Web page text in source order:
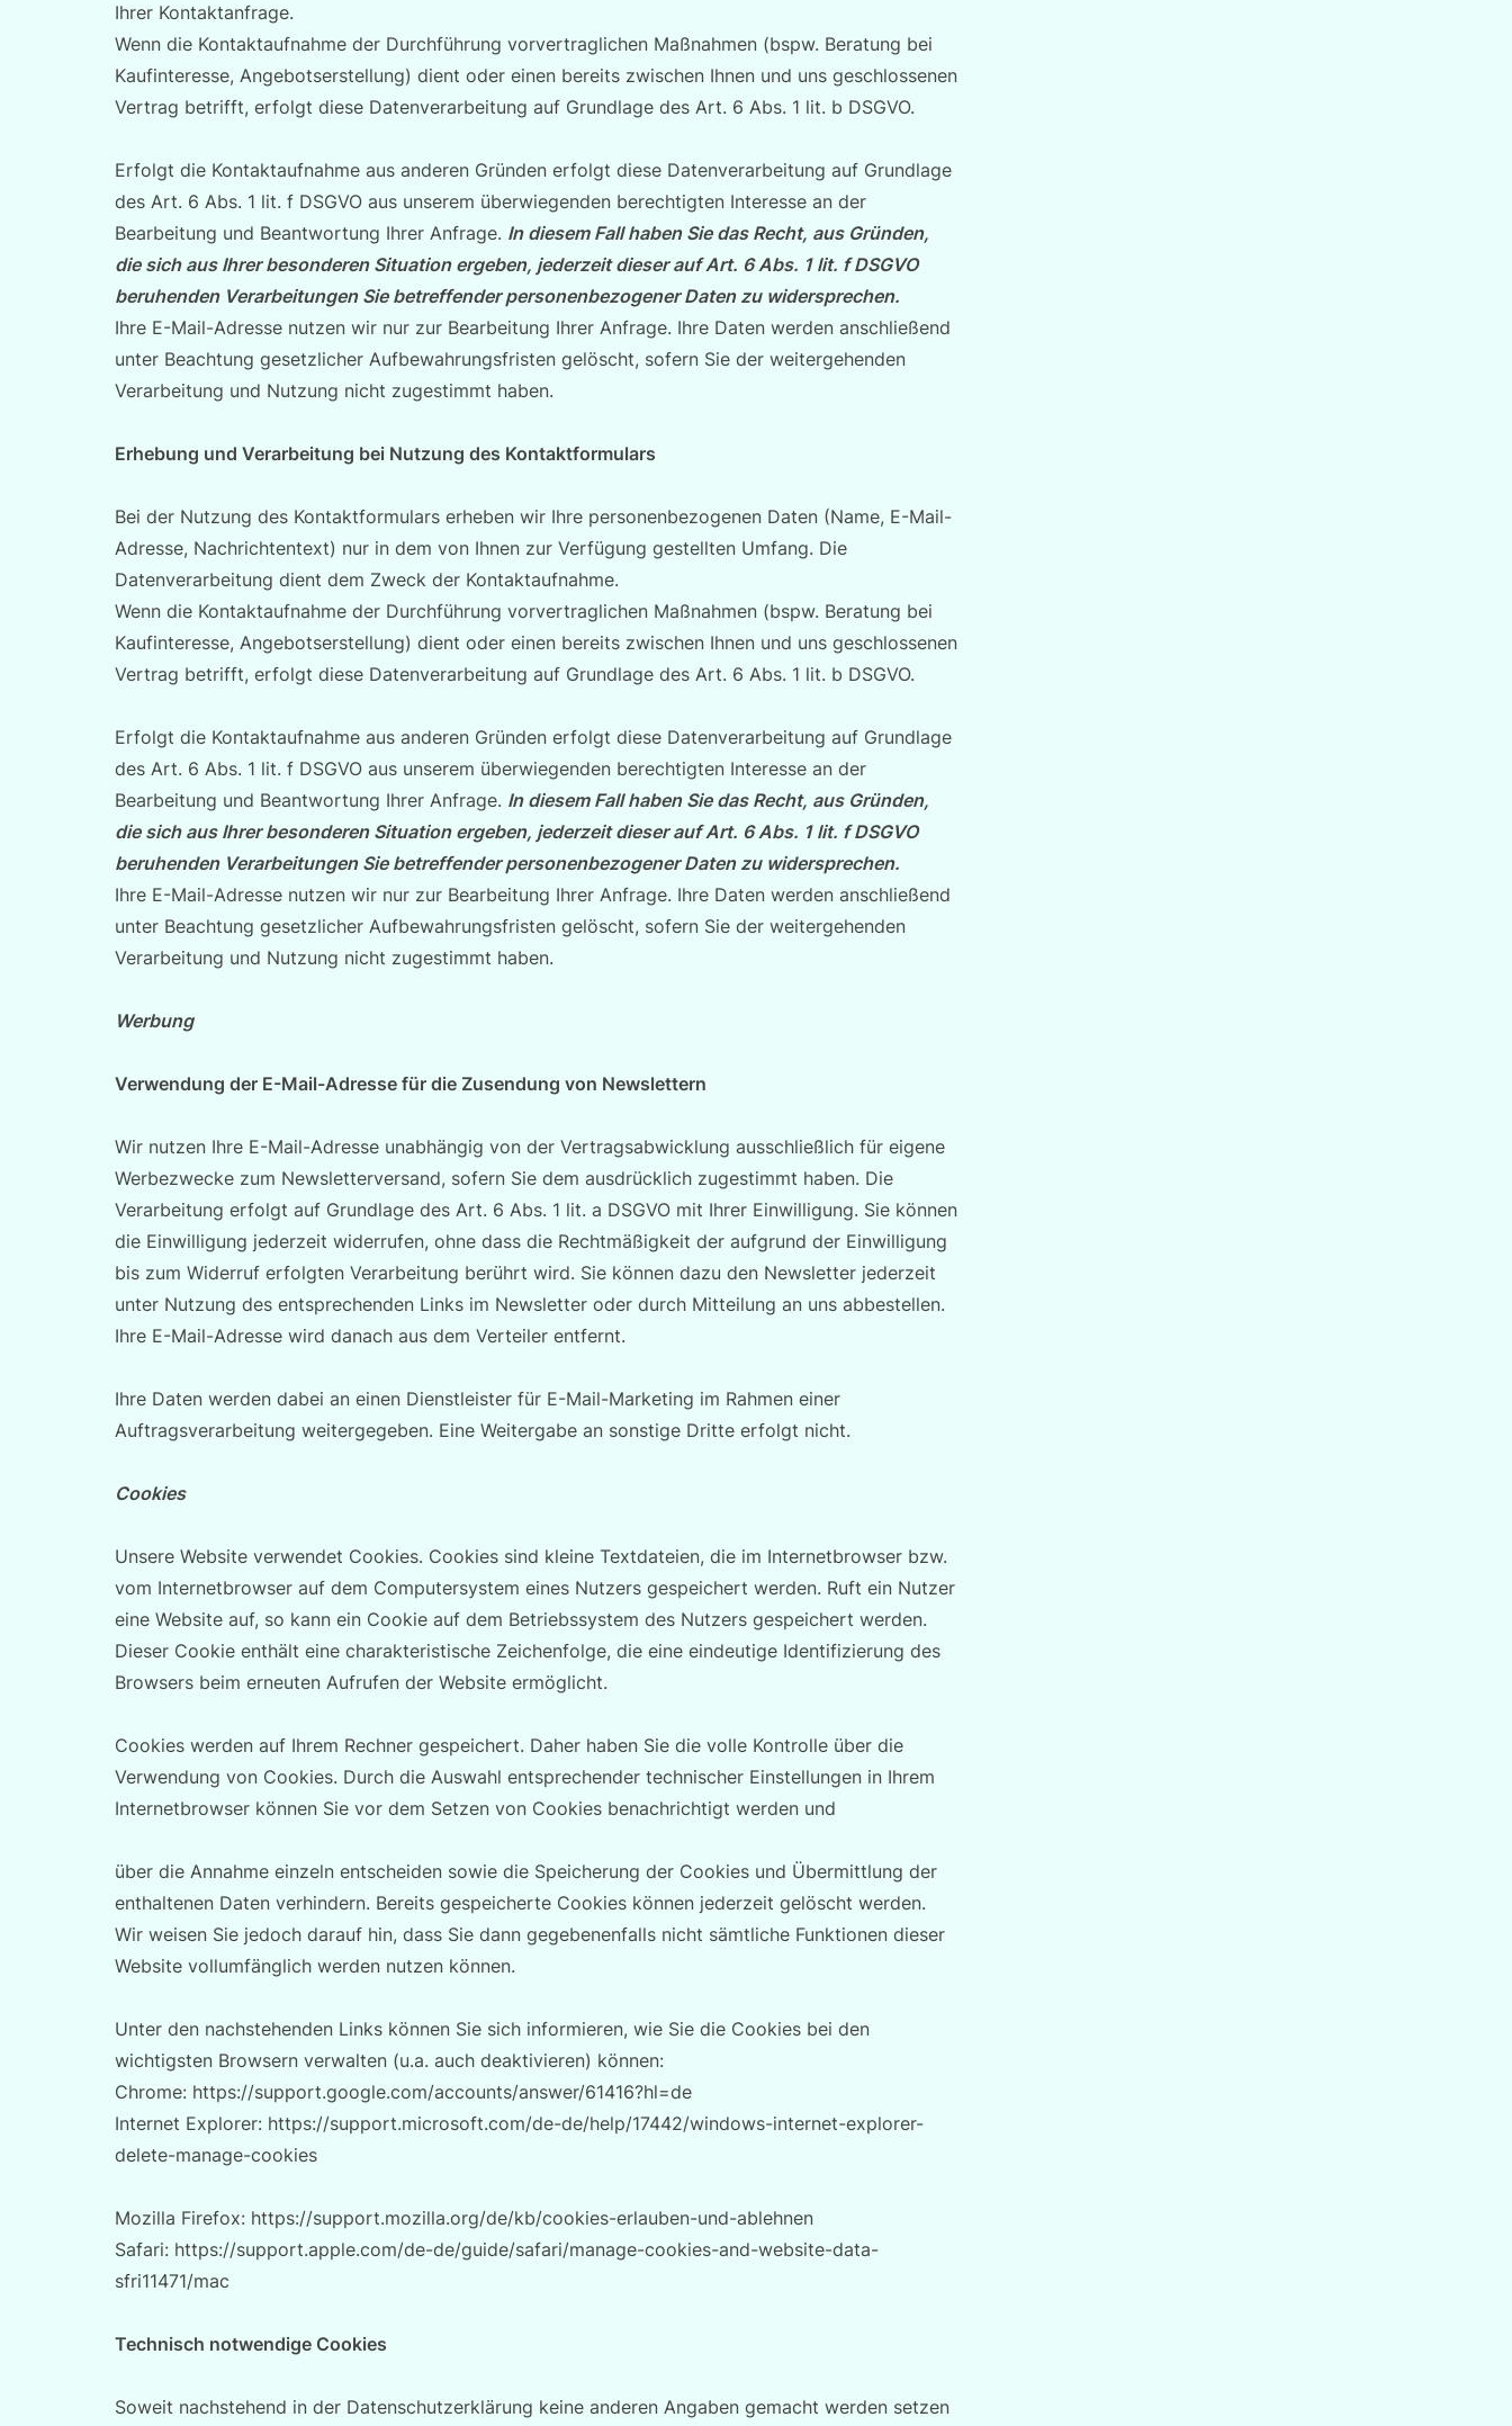
Ihrer Kontaktanfrage.
Wenn die Kontaktaufnahme der Durchführung vorvertraglichen Maßnahmen (bspw. Beratung bei
Kaufinteresse, Angebotserstellung) dient oder einen bereits zwischen Ihnen und uns geschlossenen
Vertrag betrifft, erfolgt diese Datenverarbeitung auf Grundlage des Art. 6 Abs. 1 lit. b DSGVO.
Erfolgt die Kontaktaufnahme aus anderen Gründen erfolgt diese Datenverarbeitung auf Grundlage
des Art. 6 Abs. 1 lit. f DSGVO aus unserem überwiegenden berechtigten Interesse an der
Bearbeitung und Beantwortung Ihrer Anfrage. In diesem Fall haben Sie das Recht, aus Gründen,
die sich aus Ihrer besonderen Situation ergeben, jederzeit dieser auf Art. 6 Abs. 1 lit. f DSGVO
beruhenden Verarbeitungen Sie betreffender personenbezogener Daten zu widersprechen.
Ihre E-Mail-Adresse nutzen wir nur zur Bearbeitung Ihrer Anfrage. Ihre Daten werden anschließend
unter Beachtung gesetzlicher Aufbewahrungsfristen gelöscht, sofern Sie der weitergehenden
Verarbeitung und Nutzung nicht zugestimmt haben.
Erhebung und Verarbeitung bei Nutzung des Kontaktformulars
Bei der Nutzung des Kontaktformulars erheben wir Ihre personenbezogenen Daten (Name, E-Mail-
Adresse, Nachrichtentext) nur in dem von Ihnen zur Verfügung gestellten Umfang. Die
Datenverarbeitung dient dem Zweck der Kontaktaufnahme.
Wenn die Kontaktaufnahme der Durchführung vorvertraglichen Maßnahmen (bspw. Beratung bei
Kaufinteresse, Angebotserstellung) dient oder einen bereits zwischen Ihnen und uns geschlossenen
Vertrag betrifft, erfolgt diese Datenverarbeitung auf Grundlage des Art. 6 Abs. 1 lit. b DSGVO.
Erfolgt die Kontaktaufnahme aus anderen Gründen erfolgt diese Datenverarbeitung auf Grundlage
des Art. 6 Abs. 1 lit. f DSGVO aus unserem überwiegenden berechtigten Interesse an der
Bearbeitung und Beantwortung Ihrer Anfrage. In diesem Fall haben Sie das Recht, aus Gründen,
die sich aus Ihrer besonderen Situation ergeben, jederzeit dieser auf Art. 6 Abs. 1 lit. f DSGVO
beruhenden Verarbeitungen Sie betreffender personenbezogener Daten zu widersprechen.
Ihre E-Mail-Adresse nutzen wir nur zur Bearbeitung Ihrer Anfrage. Ihre Daten werden anschließend
unter Beachtung gesetzlicher Aufbewahrungsfristen gelöscht, sofern Sie der weitergehenden
Verarbeitung und Nutzung nicht zugestimmt haben.
Werbung
Verwendung der E-Mail-Adresse für die Zusendung von Newslettern
Wir nutzen Ihre E-Mail-Adresse unabhängig von der Vertragsabwicklung ausschließlich für eigene
Werbezwecke zum Newsletterversand, sofern Sie dem ausdrücklich zugestimmt haben. Die
Verarbeitung erfolgt auf Grundlage des Art. 6 Abs. 1 lit. a DSGVO mit Ihrer Einwilligung. Sie können
die Einwilligung jederzeit widerrufen, ohne dass die Rechtmäßigkeit der aufgrund der Einwilligung
bis zum Widerruf erfolgten Verarbeitung berührt wird. Sie können dazu den Newsletter jederzeit
unter Nutzung des entsprechenden Links im Newsletter oder durch Mitteilung an uns abbestellen.
Ihre E-Mail-Adresse wird danach aus dem Verteiler entfernt.
Ihre Daten werden dabei an einen Dienstleister für E-Mail-Marketing im Rahmen einer
Auftragsverarbeitung weitergegeben. Eine Weitergabe an sonstige Dritte erfolgt nicht.
Cookies
Unsere Website verwendet Cookies. Cookies sind kleine Textdateien, die im Internetbrowser bzw.
vom Internetbrowser auf dem Computersystem eines Nutzers gespeichert werden. Ruft ein Nutzer
eine Website auf, so kann ein Cookie auf dem Betriebssystem des Nutzers gespeichert werden.
Dieser Cookie enthält eine charakteristische Zeichenfolge, die eine eindeutige Identifizierung des
Browsers beim erneuten Aufrufen der Website ermöglicht.
Cookies werden auf Ihrem Rechner gespeichert. Daher haben Sie die volle Kontrolle über die
Verwendung von Cookies. Durch die Auswahl entsprechender technischer Einstellungen in Ihrem
Internetbrowser können Sie vor dem Setzen von Cookies benachrichtigt werden und
über die Annahme einzeln entscheiden sowie die Speicherung der Cookies und Übermittlung der
enthaltenen Daten verhindern. Bereits gespeicherte Cookies können jederzeit gelöscht werden.
Wir weisen Sie jedoch darauf hin, dass Sie dann gegebenenfalls nicht sämtliche Funktionen dieser
Website vollumfänglich werden nutzen können.
Unter den nachstehenden Links können Sie sich informieren, wie Sie die Cookies bei den
wichtigsten Browsern verwalten (u.a. auch deaktivieren) können:
Chrome: https://support.google.com/accounts/answer/61416?hl=de
Internet Explorer: https://support.microsoft.com/de-de/help/17442/windows-internet-explorer-
delete-manage-cookies
Mozilla Firefox: https://support.mozilla.org/de/kb/cookies-erlauben-und-ablehnen
Safari: https://support.apple.com/de-de/guide/safari/manage-cookies-and-website-data-
sfri11471/mac
Technisch notwendige Cookies
Soweit nachstehend in der Datenschutzerklärung keine anderen Angaben gemacht werden setzen